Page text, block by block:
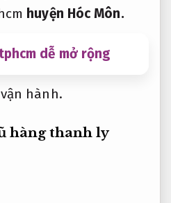
huyện Hóc Môn.
dễ mở rộng
hành.
hàng thanh ly